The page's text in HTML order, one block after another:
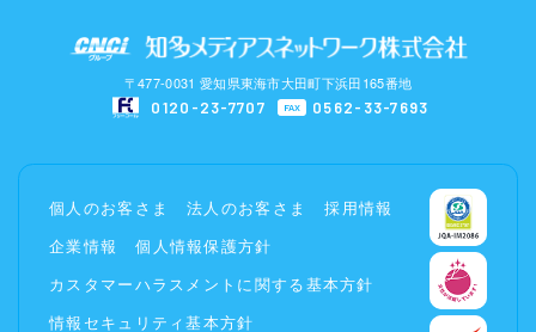
〒477-0031 愛知県東海市大田町下浜田165番地
0120-23-7707
FAX 0562-33-7693
個人のお客さま 法人のお客さま
採用情報
企業情報
個人情報保護方針
カスタマーハラスメントに関する基本方針
情報セキュリティ基本方針